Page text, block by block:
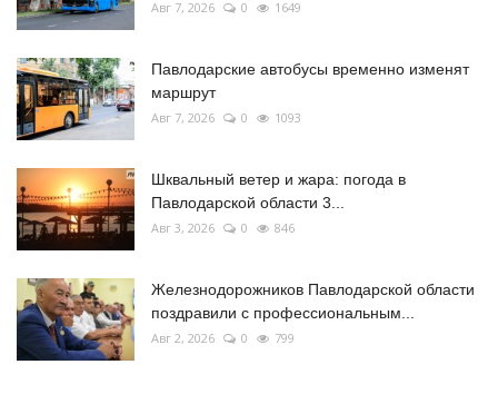
Авг 7, 2026 0 1649
Павлодарские автобусы временно изменят
маршрут
Авг 7, 2026 0 1093
Шквальный ветер и жара: погода в
Павлодарской области 3...
Авг 3, 2026 0 846
Железнодорожников Павлодарской области
поздравили с профессиональным...
Авг 2, 2026 0 799